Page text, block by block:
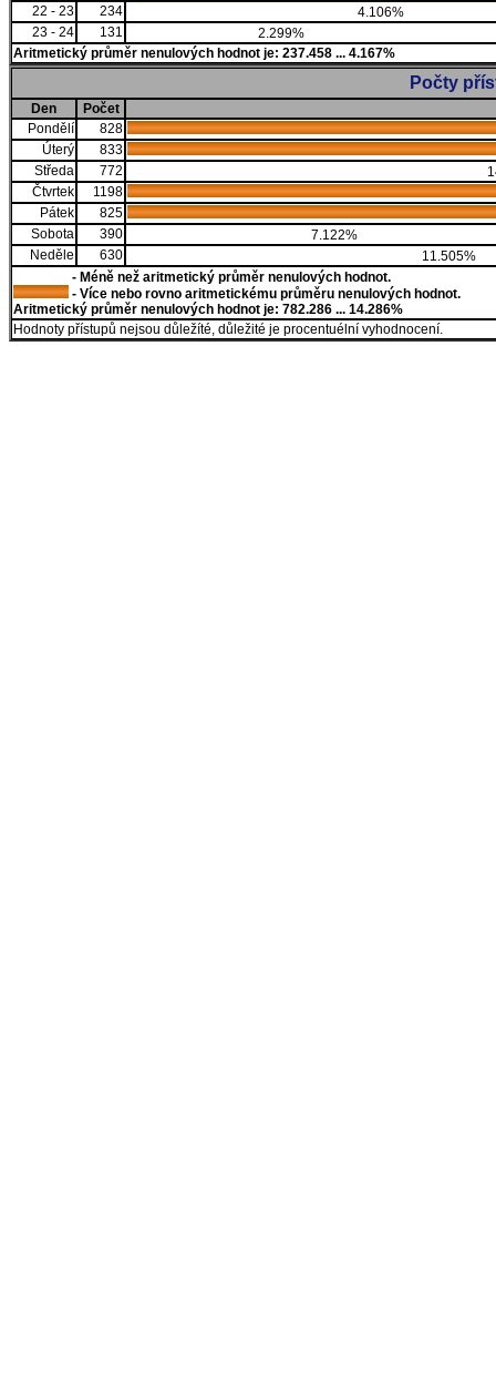
22 - 23
234
4.106%
23 - 24
131
2.299%
Aritmetický průměr nenulových hodnot je: 237.458 ... 4.167%
Počty
Den
Počet
Pondělí
828
Úterý
833
Středa
772
Čtvrtek
1198
Pátek
825
Sobota
390
7.122%
Neděle
630
11.505%
- Méně než aritmetický průměr nenulových hodnot.
- Více nebo rovno aritmetickému průměru nenulových hodnot.
Aritmetický průměr nenulových hodnot je: 782.286 ... 14.286%
Hodnoty přístupů nejsou důležíté, důležité je procentuélní vyhodnocení.